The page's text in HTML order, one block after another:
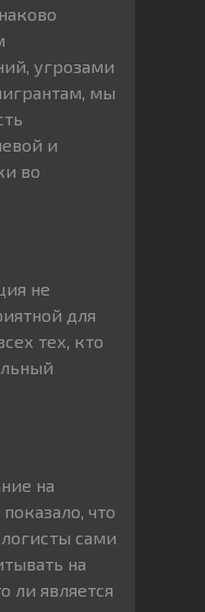
угрозами
мы
и
во
не
для
тех, кто
на
что
сами
на
ли является